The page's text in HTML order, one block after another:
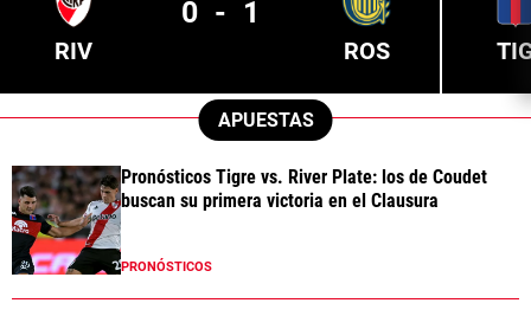
RIV
0 - 1
ROS
APUESTAS
Pronósticos Tigre vs. River Plate: los de Coudet
buscan su primera victoria en el Clausura
PRONÓSTICOS